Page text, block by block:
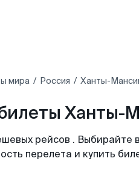
мира Россия Ханты-
Ханты-
рейсов . Выбирайте
перелета и купить